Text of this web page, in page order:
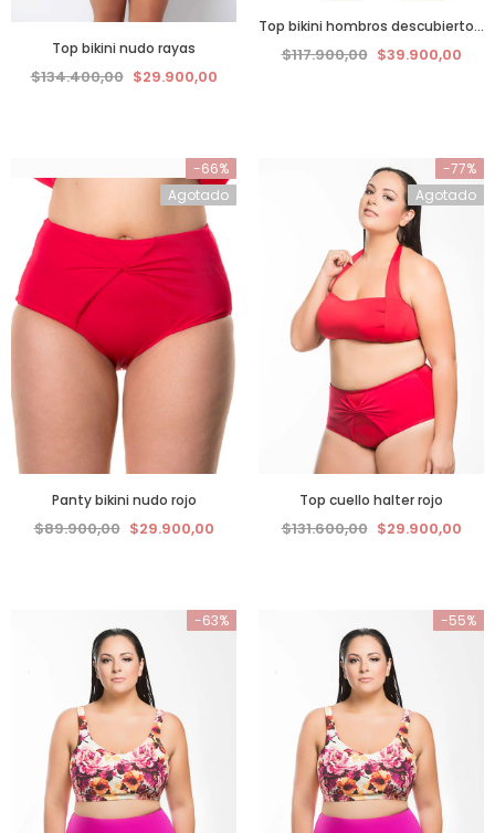
Top bikini nudo rayas
$134.400,00 $29.900,00
Top bikini hombros descubiertos rojo
$117.900,00 $39.900,00
-66%
Agotado
Panty bikini nudo rojo
$89.900,00 $29.900,00
-77%
Agotado
Top cuello halter rojo
$131.600,00 $29.900,00
-63% -55%